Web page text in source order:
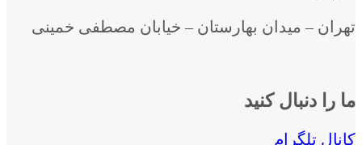
تهران – میدان بهارستان – خیابان مصطفی خمینی
ما را دنبال کنید
کانال تلگرام